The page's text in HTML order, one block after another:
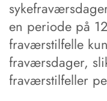
en periode på
fraværstilfelle
fraværsdager,
fraværstilfeller